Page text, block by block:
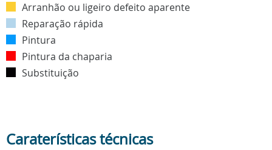
Arranhão ou ligeiro defeito aparente
Reparação rápida
Pintura
Pintura da chaparia
Substituição
Caraterísticas técnicas